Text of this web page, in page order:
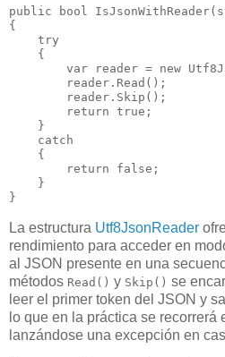
public bool
{
    try
    {
var reader = new
        reader.Read();
        reader.Skip();
        return true;
    }
    catch
    {
        return false;
    }
La estructura Utf8JsonReader
rendimiento para acceder en
al JSON presente en una
métodos Read() y Skip() se
leer el primer token del JSON y
lo que en la práctica se recorrerá
lanzándose una excepción en